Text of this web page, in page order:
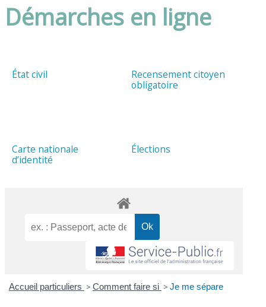
Démarches en ligne
État civil
Recensement citoyen
obligatoire
Carte nationale
d’identité
Élections
Accueil particuliers > Comment faire si > Je me sépare